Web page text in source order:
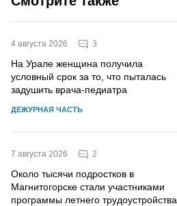
4 августа 2026 3
На Урале женщина получила
условный срок за то, что пыталась
задушить врача-педиатра
ДЕЖУРНАЯ ЧАСТЬ
7 августа 2026 2
Около тысячи подростков в
Магнитогорске стали участниками
программы летнего трудоустройства